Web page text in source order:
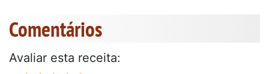
Comentários
Avaliar esta receita: